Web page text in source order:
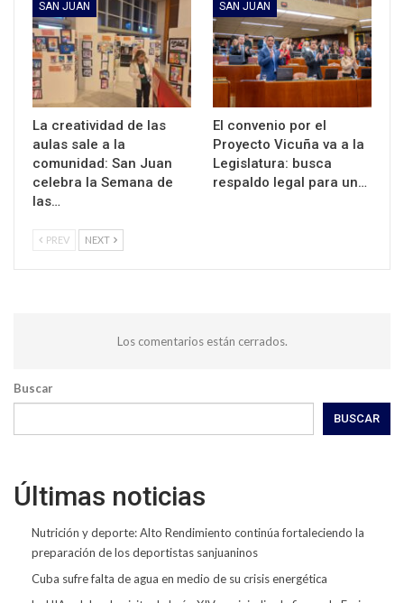
SAN JUAN
La creatividad de las
aulas sale a la
comunidad: San Juan
celebra la Semana de
las…
SAN JUAN
El convenio por el
Proyecto Vicuña va a la
Legislatura: busca
respaldo legal para un…
PREV NEXT
Los comentarios están cerrados.
Buscar
BUSCAR
Últimas noticias
Nutrición y deporte: Alto Rendimiento continúa fortaleciendo la
preparación de los deportistas sanjuaninos
Cuba sufre falta de agua en medio de su crisis energética